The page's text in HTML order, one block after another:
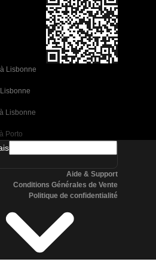
Lisbonne
Lisbonne
Porto
Barcelone
Barcelone
Madrid
Madrid
Aide & Support
Conditions Générales de Vente
Politique de confidentialité